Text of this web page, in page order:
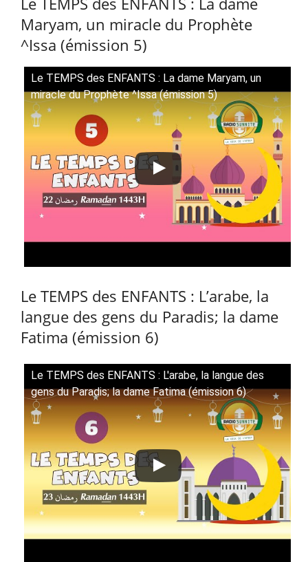
Maryam, un miracle du Prophète
^Issa (émission 5)
Le TEMPS des ENFANTS : La dame Maryam, un
miracle du Prophète ^Issa (émission 5)
Le TEMPS des ENFANTS : L’arabe, la
langue des gens du Paradis; la dame
Fatima (émission 6)
Le TEMPS des ENFANTS : L'arabe, la langue des
gens du Paradis; la dame Fatima (émission 6)